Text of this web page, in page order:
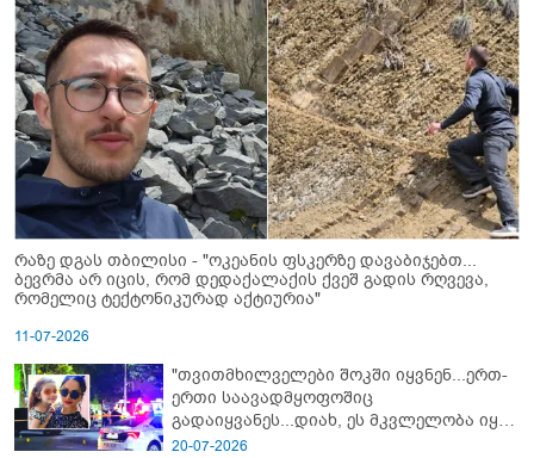
რაზე დგას თბილისი - "ოკეანის ფსკერზე დავაბიჯებთ...
ბევრმა არ იცის, რომ დედაქალაქის ქვეშ გადის რღვევა,
რომელიც ტექტონიკურად აქტიურია"
11-07-2026
"თვითმხილველები შოკში იყვნენ...ერთ-
ერთი საავადმყოფოშიც
გადაიყვანეს...დიახ, ეს მკვლელობა იყო"
- გორში დატრიალებული ტრაგედიის
20-07-2026